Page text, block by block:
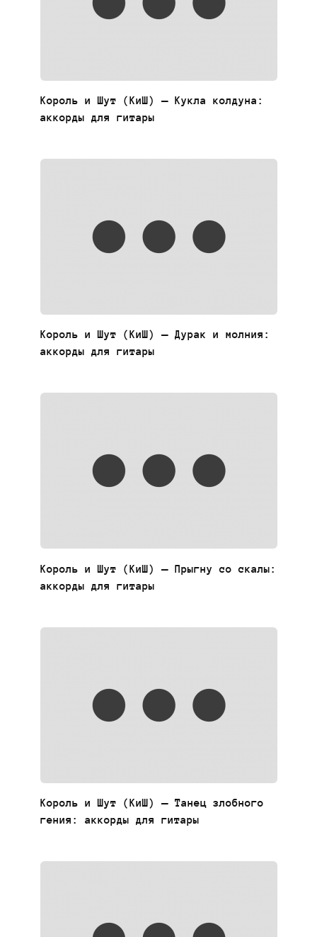
Король и Шут (КиШ) — Кукла колдуна:
аккорды для гитары
Король и Шут (КиШ) — Дурак и молния:
аккорды для гитары
Король и Шут (КиШ) — Прыгну со скалы:
аккорды для гитары
Король и Шут (КиШ) — Танец злобного
гения: аккорды для гитары